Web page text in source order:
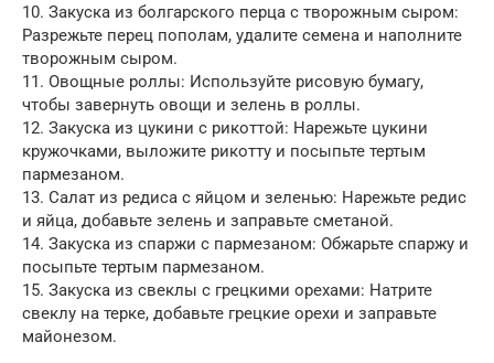
10. Закуска из болгарского перца с творожным сыром:
Разрежьте перец пополам, удалите семена и наполните
творожным сыром.
11. Овощные роллы: Используйте рисовую бумагу,
чтобы завернуть овощи и зелень в роллы.
12. Закуска из цукини с рикоттой: Нарежьте цукини
кружочками, выложите рикотту и посыпьте тертым
пармезаном.
13. Салат из редиса с яйцом и зеленью: Нарежьте редис
и яйца, добавьте зелень и заправьте сметаной.
14. Закуска из спаржи с пармезаном: Обжарьте спаржу и
посыпьте тертым пармезаном.
15. Закуска из свеклы с грецкими орехами: Натрите
свеклу на терке, добавьте грецкие орехи и заправьте
майонезом.